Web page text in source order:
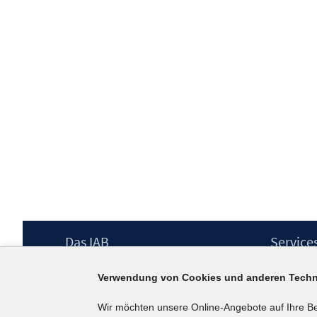
Footer
Das IAB
Berufsforschung (IAB) – unser Leitbild
Institutsleitung
IAB-
Kontakt
Verwendung von Cookies und anderen
Wir möchten unsere Online-Angebote auf Ihre